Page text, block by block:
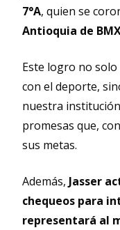
7°A, quien se
Antioquia de
Este logro no
con el deporte,
nuestra
promesas que,
sus metas.
Además, Jasser
chequeos para
representará al